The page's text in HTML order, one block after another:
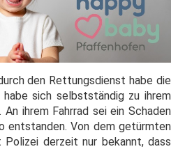
den Rettungsdienst habe die
sich selbstständig zu ihrem
ihrem Fahrrad sei ein Schaden
entstanden. Von dem getürmten
derzeit nur bekannt, dass